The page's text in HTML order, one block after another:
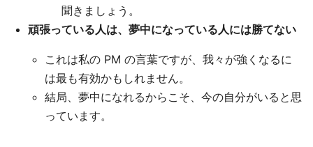
聞きましょう。
頑張っている人は、夢中になっている人には勝てない
これは私の PM の言葉ですが、我々が強くなるに
は最も有効かもしれません。
結局、夢中になれるからこそ、今の自分がいると思
っています。